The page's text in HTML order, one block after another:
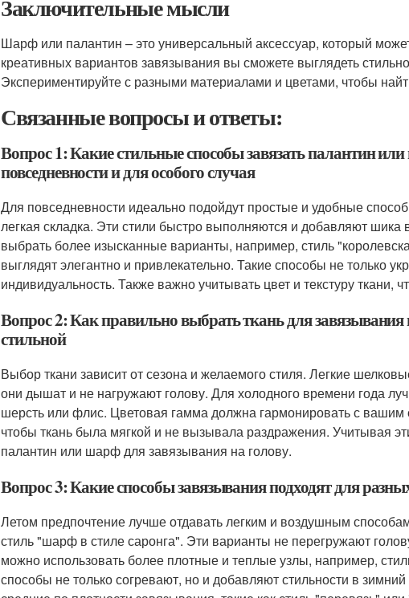
Заключительные мысли
Шарф или палантин – это универсальный аксессуар, который
креативных вариантов завязывания вы сможете выглядеть
Экспериментируйте с разными материалами и цветами, чтобы
Связанные вопросы и ответы:
Вопрос 1: Какие стильные способы завязать палантин
повседневности и для особого случая
Для повседневности идеально подойдут простые и удобные
легкая складка. Эти стили быстро выполняются и добавляют
выбрать более изысканные варианты, например, стиль
выглядят элегантно и привлекательно. Такие способы не только
индивидуальность. Также важно учитывать цвет и текстуру ткани,
Вопрос 2: Как правильно выбрать ткань для
стильной
Выбор ткани зависит от сезона и желаемого стиля. Легкие
они дышат и не нагружают голову. Для холодного времени года
шерсть или флис. Цветовая гамма должна гармонировать с вашим
чтобы ткань была мягкой и не вызывала раздражения. Учитывая
палантин или шарф для завязывания на голову.
Вопрос 3: Какие способы завязывания подходят для
Летом предпочтение лучше отдавать легким и воздушным
стиль "шарф в стиле саронга". Эти варианты не перегружают
можно использовать более плотные и теплые узлы, например,
способы не только согревают, но и добавляют стильности в